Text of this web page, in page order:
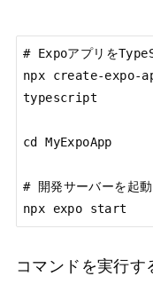
# Expoアプリを
npx create-expo-
typescript
cd MyExpoApp
# 開発サーバーを起動
npx expo start
コマンドを実行す